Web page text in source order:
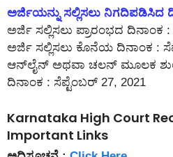
ಅರ್ಜಿಯನ್ನು ಸಲ್ಲಿಸಲು ನಿಗದಿಪಡಿಸಿದ
ಅರ್ಜಿ ಸಲ್ಲಿಸಲು ಪ್ರಾರಂಭದ ದಿನಾಂಕ :
ಅರ್ಜಿ ಸಲ್ಲಿಸಲು ಕೊನೆಯ ದಿನಾಂಕ :
ಆನ್‌ಲೈನ್‌ ಅಥವಾ ಚಲನ್ ಮೂಲಕ
ದಿನಾಂಕ : ಸೆಪ್ಟೆಂಬರ್ 27, 2021
Karnataka High Court
Important Links